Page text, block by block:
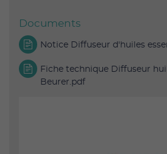
Documents
Notice Diffuseur d'huiles
Fiche technique Diffuseur
Beurer.pdf